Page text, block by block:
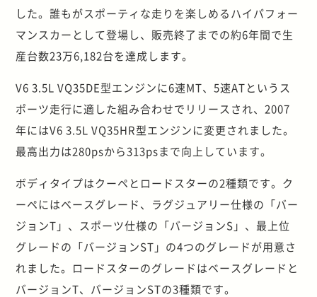
した。誰もがスポーティな走りを楽しめるハイパフォー
マンスカーとして登場し、販売終了までの約6年間で生
産台数23万6,182台を達成します。
V6 3.5L VQ35DE型エンジンに6速MT、5速ATというス
ポーツ走行に適した組み合わせでリリースされ、2007
年にはV6 3.5L VQ35HR型エンジンに変更されました。
最高出力は280psから313psまで向上しています。
ボディタイプはクーペとロードスターの2種類です。ク
ーペにはベースグレード、ラグジュアリー仕様の「バー
ジョンT」、スポーツ仕様の「バージョンS」、最上位
グレードの「バージョンST」の4つのグレードが用意さ
れました。ロードスターのグレードはベースグレードと
バージョンT、バージョンSTの3種類です。